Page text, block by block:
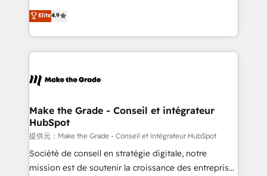
the rare Advanced "Custom Integrations"
Accreditation, securely sync data across... 🔄 any
new HubSpot portal with Advanced Website and
CRM Migrations using our in-house "HubScrub" Tool.
businesses. We go beyond implementation, shaping
the strategy, processes, and teams that turn
HubSpot into a genuine growth engine. Named
HubSpot's Global Partner of the Year in 2024,
worldwide, and with over 15 years in the ecosystem,
One company, one operating model, delivering
across offices and consulting teams in the UK, USA,
Canada, Germany, France, Belgium, Singapore, and
South Africa. Certified compliant with ISO/IEC
27001:2022 and ISO 9001:2015 across all seven
Elite4.9
Make the Grade - Conseil et intégrateur
HubSpot
提供元：Make the Grade - Conseil et intégrateur HubSpot
Société de conseil en stratégie digitale, notre
mission est de soutenir la croissance des entreprises